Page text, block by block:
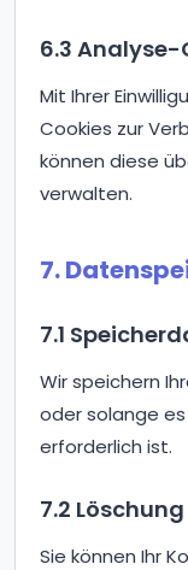
6.3 Analyse-
Mit Ihrer
Cookies zur
können diese
verwalten.
7.
7.1
Wir speichern
oder solange
erforderlich ist.
7.2 Löschung
Sie können Ihr